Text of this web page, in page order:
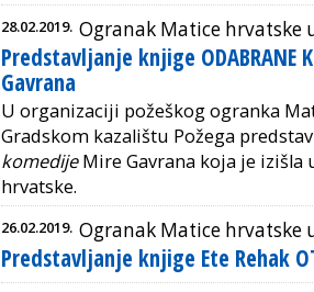
28.02.2019. Ogranak Matice hrvatske
Predstavljanje knjige ODABRANE
Gavrana
U organizaciji požeškog ogranka
Gradskom kazalištu Požega
komedijeMire Gavrana koja je izišla
hrvatske.
26.02.2019. Ogranak Matice hrvatske
Predstavljanje knjige Ete Rehak